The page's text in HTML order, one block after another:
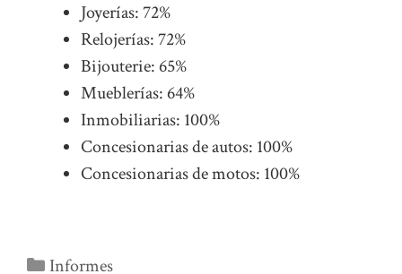
Joyerías: 72%
Relojerías: 72%
Bijouterie: 65%
Mueblerías: 64%
Inmobiliarias: 100%
Concesionarias de autos: 100%
Concesionarias de motos: 100%
Categorías
Informes